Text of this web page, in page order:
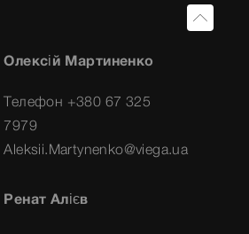
Олексій Мартиненко
Телефон +380 67 325
7979
Aleksii.Martynenko@viega.ua
Ренат Алієв